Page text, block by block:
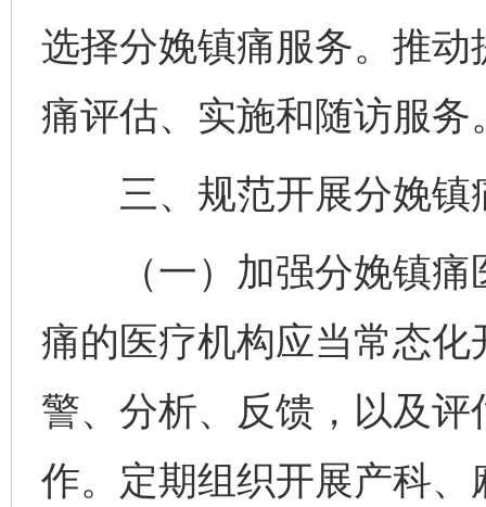
选择分娩镇痛服务。推动
痛评估、实施和随访服务
三、规范开展分娩镇
（一）加强分娩镇痛
痛的医疗机构应当常态
警、分析、反馈，以及
作。定期组织开展产科